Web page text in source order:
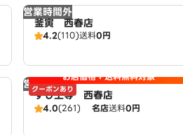
営業時間外
釜寅 西春店
4.2(110)送料0円
営業時間外
クーポンあり
お店価格＋送料無料対象
すし上等 西春店
4.0(261) 名店送料0円